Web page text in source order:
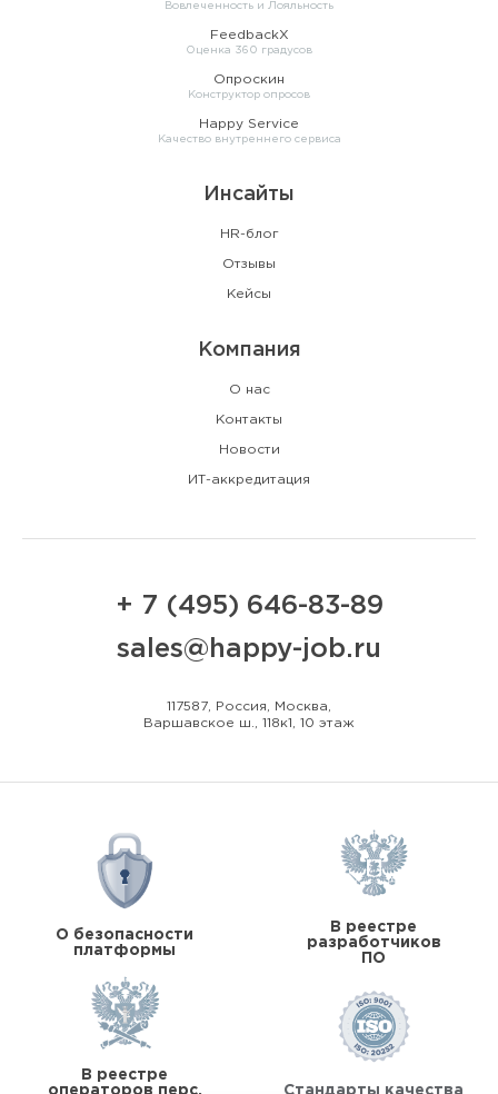
Вовлеченность и Лояльность
FeedbackX
Оценка 360 градусов
Опроскин
Конструктор опросов
Happy Service
Качество внутреннего сервиса
Инсайты
HR-блог
Отзывы
Кейсы
Компания
О нас
Контакты
Новости
ИТ-аккредитация
+ 7 (495) 646-83-89
sales@happy-job.ru
117587, Россия, Москва,
Варшавское ш., 118к1, 10 этаж
О безопасности
платформы
В реестре
разработчиков
ПО
В реестре
операторов перс.
Стандарты качества